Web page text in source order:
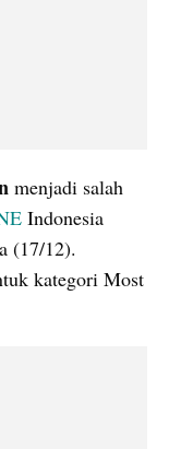
menjadi salah
Indonesia
kategori Most